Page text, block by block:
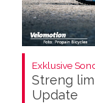
Exklusive
Streng
Update